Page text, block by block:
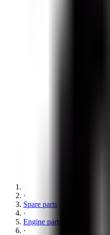
·
Spare parts
·
Engine parts
·